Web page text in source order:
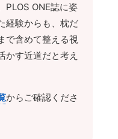
PLOS ONE誌に姿
経験からも、枕だ
で含めて整える視
かす近道だと考え
からご確認くださ